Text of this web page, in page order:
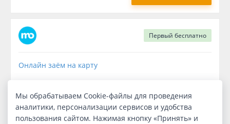
Первый бесплатно
Онлайн заём на карту
3 000 7дней
ПОЛУЧИТЬ ДЕНЬГИ
Мы обрабатываем Cookie-файлы для проведения
аналитики, персонализации сервисов и удобства
пользования сайтом. Нажимая кнопку «Принять» и